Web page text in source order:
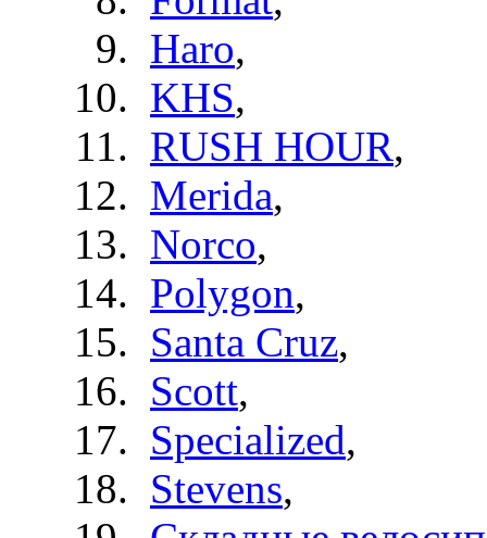
Haro,
KHS,
RUSH HOUR,
Merida,
Norco,
Polygon,
Santa Cruz,
Scott,
Specialized,
Stevens,